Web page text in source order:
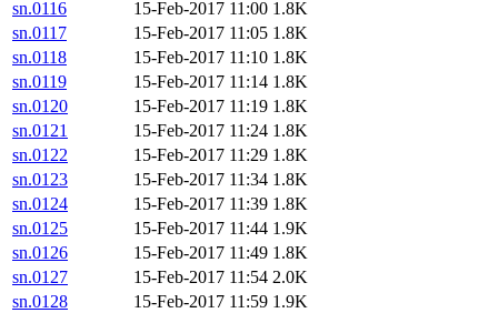
sn.0116 15-Feb-2017 11:00 1.8K
sn.0117
15-Feb-2017 11:05 1.8K
sn.0118
15-Feb-2017 11:10 1.8K
sn.0119
15-Feb-2017 11:14 1.8K
sn.0120
15-Feb-2017 11:19 1.8K
sn.0121
15-Feb-2017 11:24 1.8K
sn.0122
15-Feb-2017 11:29 1.8K
sn.0123
15-Feb-2017 11:34 1.8K
sn.0124
15-Feb-2017 11:39 1.8K
sn.0125
15-Feb-2017 11:44 1.9K
sn.0126
15-Feb-2017 11:49 1.8K
sn.0127
15-Feb-2017 11:54 2.0K
sn.0128
15-Feb-2017 11:59 1.9K